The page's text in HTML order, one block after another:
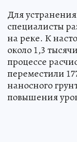
Для
специалисты
на реке. К
около 1,3
процессе
переместили
наносного
повышения